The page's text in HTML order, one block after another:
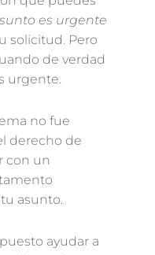
es urgente
solicitud. Pero
de verdad
urgente.
no fue
derecho de
con un
asunto.
ayudar a